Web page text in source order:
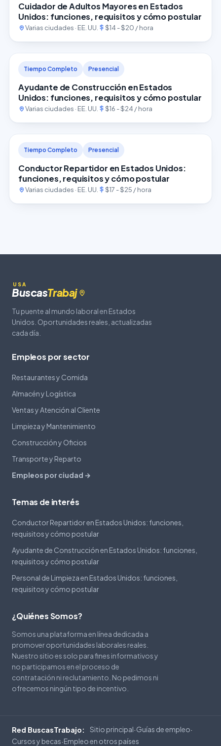
Cuidador de Adultos Mayores en Estados
Unidos: funciones, requisitos y cómo postular
Varias ciudades · EE. UU. $14 - $20 / hora
Tiempo Completo Presencial
Ayudante de Construcción en Estados
Unidos: funciones, requisitos y cómo postular
Varias ciudades · EE. UU. $16 - $24 / hora
Tiempo Completo Presencial
Conductor Repartidor en Estados Unidos:
funciones, requisitos y cómo postular
Varias ciudades · EE. UU. $17 - $25 / hora
USA
BuscasTrabaj
Tu puente al mundo laboral en Estados
Unidos. Oportunidades reales, actualizadas
cada día.
Empleos por sector
Restaurantes y Comida
Almacén y Logística
Ventas y Atención al Cliente
Limpieza y Mantenimiento
Construcción y Oficios
Transporte y Reparto
Empleos por ciudad →
Temas de interés
Conductor Repartidor en Estados Unidos: funciones,
requisitos y cómo postular
Ayudante de Construcción en Estados Unidos: funciones,
requisitos y cómo postular
Personal de Limpieza en Estados Unidos: funciones,
requisitos y cómo postular
¿Quiénes Somos?
Somos una plataforma en línea dedicada a
promover oportunidades laborales reales.
Nuestro sitio es solo para fines informativos y
no participamos en el proceso de
contratación ni reclutamiento. No pedimos ni
ofrecemos ningún tipo de incentivo.
Red BuscasTrabajo: Sitio principal·Guías de empleo·
Cursos y becas·Empleo en otros países